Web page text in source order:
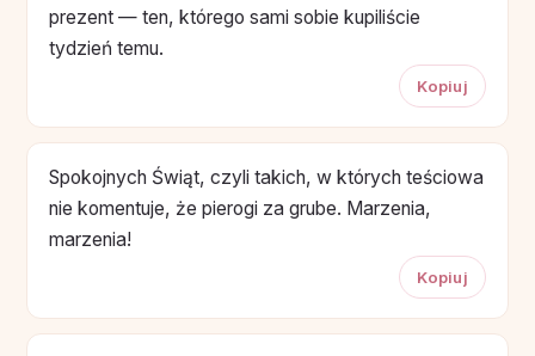
prezent — ten, którego sami sobie kupiliście
tydzień temu.
Kopiuj
Spokojnych Świąt, czyli takich, w których teściowa
nie komentuje, że pierogi za grube. Marzenia,
marzenia!
Kopiuj